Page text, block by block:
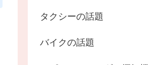
タクシーの話題
バイクの話題